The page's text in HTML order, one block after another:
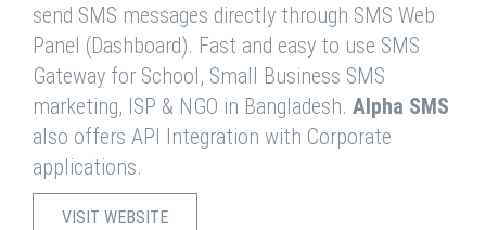
send SMS messages directly through SMS Web
Panel (Dashboard). Fast and easy to use SMS
Gateway for School, Small Business SMS
marketing, ISP & NGO in Bangladesh. Alpha SMS
also offers API Integration with Corporate
applications.
VISIT WEBSITE